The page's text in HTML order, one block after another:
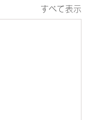
すべて表示